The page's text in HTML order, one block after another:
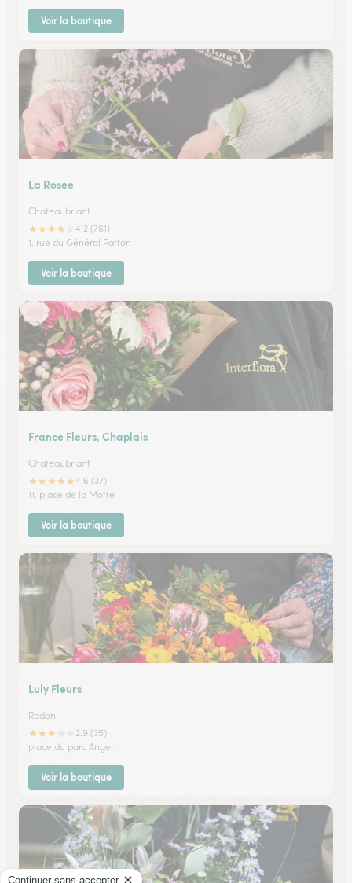
Voir la boutique
La Rosee
Chateaubriant
★★★★
4.2 (761)
1, rue du Général Patton
Voir la boutique
France Fleurs, Chaplais
Chateaubriant
★★★★★4.6 (37)
11, place de la Motte
Voir la boutique
Luly Fleurs
Redon
★★★
2.9 (35)
place du parc Anger
Voir la boutique